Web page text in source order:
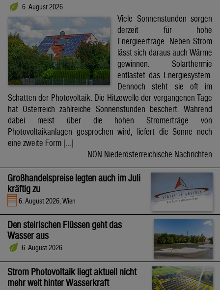
6. August 2026
Viele Sonnenstunden sorgen
derzeit für hohe
Energieerträge. Neben Strom
lässt sich daraus auch Wärme
gewinnen. Solarthermie
entlastet das Energiesystem.
Dennoch steht sie oft im
Schatten der Photovoltaik. Die Hitzewelle der vergangenen Tage
hat Österreich zahlreiche Sonnenstunden beschert. Während
dabei meist über die hohen Stromerträge von
Photovoltaikanlagen gesprochen wird, liefert die Sonne noch
eine zweite Form […]
NÖN Niederösterreichische Nachrichten
Großhandelspreise legten auch im Juli
kräftig zu
6. August 2026, Wien
Den steirischen Flüssen geht das
Wasser aus
6. August 2026
Strom Photovoltaik liegt aktuell nicht
mehr weit hinter Wasserkraft